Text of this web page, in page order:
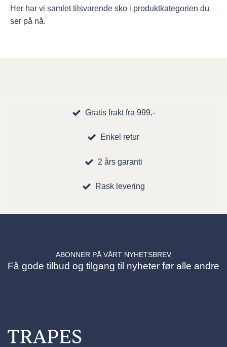
Her har vi samlet tilsvarende sko i produktkategorien du
ser på nå.
Gratis frakt fra 999,-
Enkel retur
2 års garanti
Rask levering
ABONNER PÅ VÅRT NYHETSBREV
Få gode tilbud og tilgang til nyheter før alle andre